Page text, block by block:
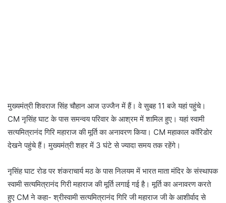
मुख्यमंत्री शिवराज सिंह चौहान आज उज्जैन में हैं। वे सुबह 11 बजे यहां पहुंचे।
CM नृसिंह घाट के पास समन्वय परिवार के आश्रम में शामिल हुए। यहां स्वामी
सत्यमित्रानंद गिरि महाराज की मूर्ति का अनावरण किया। CM महाकाल कॉरिडोर
देखने पहुंचे हैं। मुख्यमंत्री शहर में 3 घंटे से ज्यादा समय तक रहेंगे।
नृसिंह घाट रोड पर शंकराचार्य मठ के पास निलयम में भारत माता मंदिर के संस्थापक
स्वामी सत्यमित्रानंद गिरी महाराज की मूर्ति लगाई गई है। मूर्ति का अनावरण करते
हुए CM ने कहा- श्रीस्वामी सत्यमित्रानंद गिरि जी महाराज जी के आशीर्वाद से